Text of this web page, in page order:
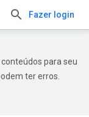
Fazer login
para seu
ter erros.